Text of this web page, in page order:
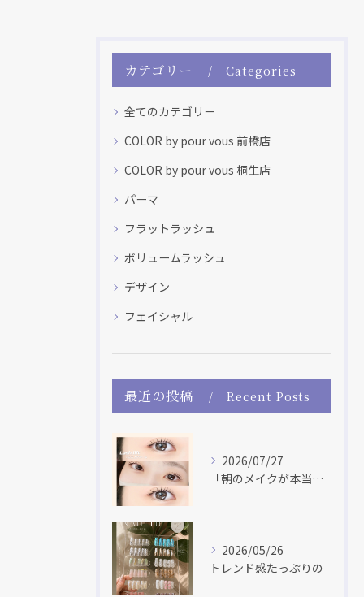
カテゴリー Categories
全てのカテゴリー
COLOR by pour vous 前橋店
COLOR by pour vous 桐生店
パーマ
フラットラッシュ
ボリュームラッシュ
デザイン
フェイシャル
最近の投稿 Recent Posts
2026/07/27
「朝のメイクが本当に楽になった！」 「マスカラだけで盛れる♡...
2026/05/26
トレンド感たっぷりの